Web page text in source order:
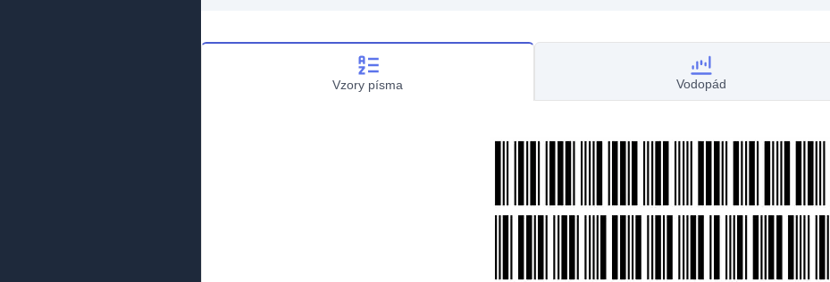
Vzory písma Vodopád